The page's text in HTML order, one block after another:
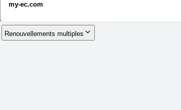
Renouvellements multiples